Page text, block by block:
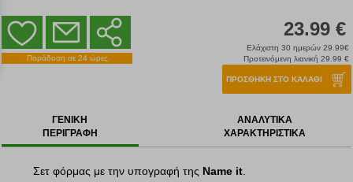
Παράδοση σε 24 ώρες
23.99 €
Ελάχιστη 30 ημερών 29.99€
Προτεινόμενη λιανική 29.99 €
ΠΡΟΣΘΗΚΗ ΣΤΟ ΚΑΛΑΘΙ
ΓΕΝΙΚΗ
ΠΕΡΙΓΡΑΦΗ
ΑΝΑΛΥΤΙΚΑ
ΧΑΡΑΚΤΗΡΙΣΤΙΚΑ
Σετ φόρμας με την υπογραφή της Name it.